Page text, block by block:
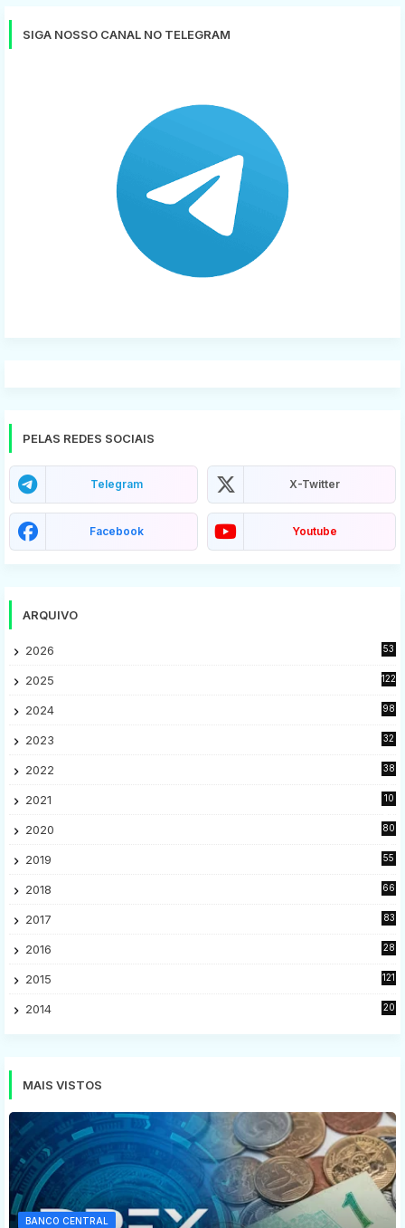
SIGA NOSSO CANAL NO TELEGRAM
PELAS REDES SOCIAIS
Telegram X-Twitter
Facebook Youtube
ARQUIVO
2026 53
2025 122
2024 98
2023
32
2022
38
2021
10
2020
80
2019
55
2018
66
2017
83
2016
28
2015
121
2014
20
MAIS VISTOS
BANCO CENTRAL